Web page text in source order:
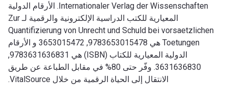
Internationaler Verlag der Wissenschaften. الأرقام الدولية
المعيارية للكتب الدراسية الإلكترونية والرقمية لـ Zur
Quantifizierung von Unrecht und Schuld bei vorsaetzlichen
Toetungen هي 9783653015478, 3653015472 و الأرقام
الدولية المعيارية للكتاب (ISBN) هي 9783631636831,
3631636830. وفّر حتى 80% في مقابل الطباعة عن طريق
الانتقال إلى الحياة الرقمية من خلال VitalSource.